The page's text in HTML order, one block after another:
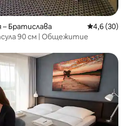
Братислава Средна
4,6 (30)
90 см | Общежитие